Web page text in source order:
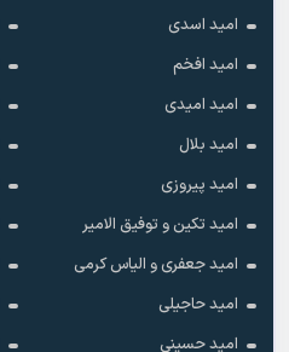
امید اسدی
امید افخم
امید امیدی
امید بلال
امید پیروزی
امید تکین و توفیق الامیر
امید جعفری و الیاس کرمی
امید حاجیلی
امید حسینی